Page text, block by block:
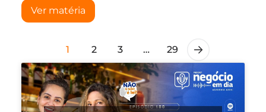
Ver matéria
1 2 3 … 29